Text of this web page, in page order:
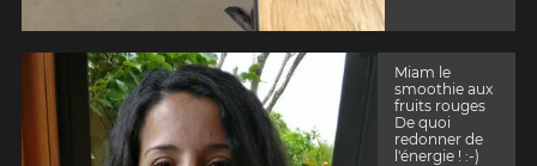
Miam le
smoothie aux
fruits rouges
De quoi
redonner de
l'énergie ! :-)